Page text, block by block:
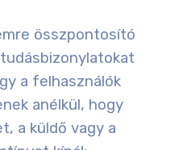
összpontosító
a felhasználók
anélkül, hogy
a küldő vagy a